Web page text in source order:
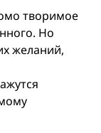
творимое
Но
желаний,